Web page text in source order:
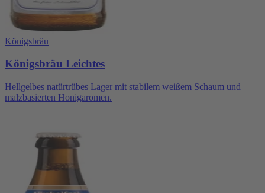
Königsbräu
Königsbräu Leichtes
Hellgelbes natürtrübes Lager mit stabilem weißem Schaum und
malzbasierten Honigaromen.